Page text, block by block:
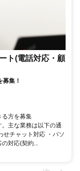
ト(電話対応・顧
集！
る方を募集
主な業務は以下の通
せチャット対応 ・パソ
対応(契約...